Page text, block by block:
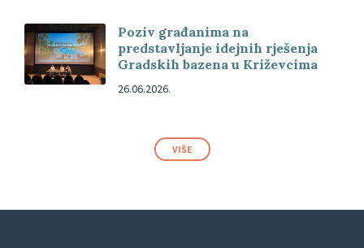
Poziv građanima na
predstavljanje idejnih rješenja
Gradskih bazena u Križevcima
26.06.2026.
VIŠE